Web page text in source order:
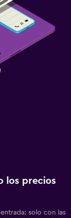
los precios
solo con las